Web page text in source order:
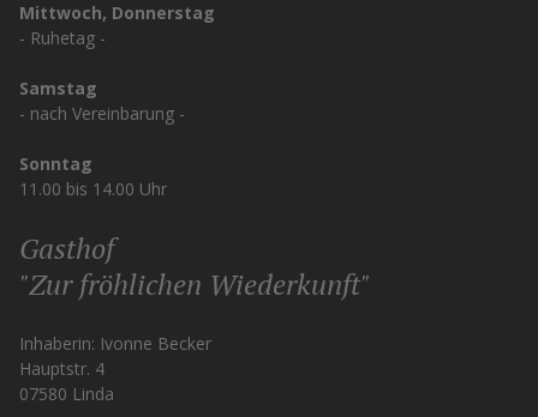
Mittwoch, Donnerstag
- Ruhetag -
Samstag
- nach Vereinbarung -
Sonntag
11.00 bis 14.00 Uhr
Gasthof
"Zur fröhlichen Wiederkunft"
Inhaberin: Ivonne Becker
Hauptstr. 4
07580 Linda